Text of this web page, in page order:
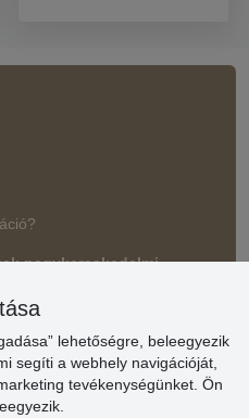
nagykereskedelmi
lehetőségre, beleegyezik
segíti a webhely navigációját,
tevékenységünket. Ön